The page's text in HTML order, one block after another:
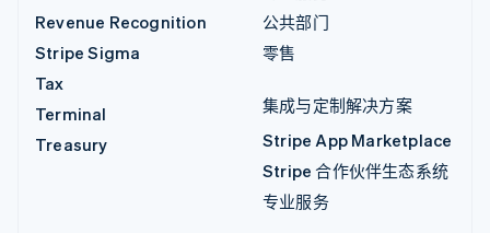
Revenue Recognition
Stripe Sigma
Tax
Terminal
Treasury
公共部门
零售
集成与定制解决方案
Stripe App Marketplace
Stripe 合作伙伴生态系统
专业服务